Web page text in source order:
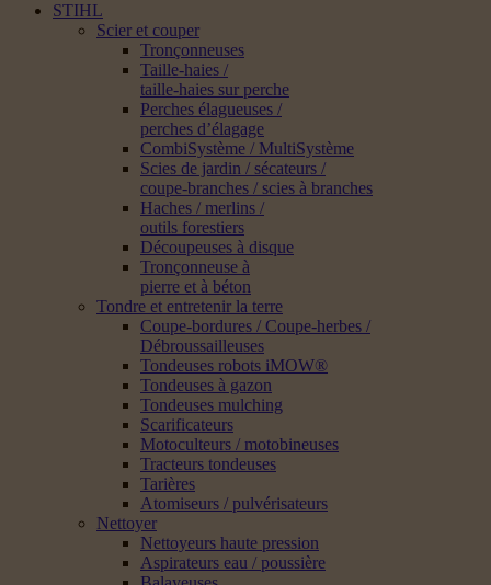
STIHL
Scier et couper
Tronçonneuses
Taille-haies /
taille-haies sur perche
Perches élagueuses /
perches d’élagage
CombiSystème / MultiSystème
Scies de jardin / sécateurs /
coupe-branches / scies à branches
Haches / merlins /
outils forestiers
Découpeuses à disque
Tronçonneuse à
pierre et à béton
Tondre et entretenir la terre
Coupe-bordures / Coupe-herbes /
Débroussailleuses
Tondeuses robots iMOW®
Tondeuses à gazon
Tondeuses mulching
Scarificateurs
Motoculteurs / motobineuses
Tracteurs tondeuses
Tarières
Atomiseurs / pulvérisateurs
Nettoyer
Nettoyeurs haute pression
Aspirateurs eau / poussière